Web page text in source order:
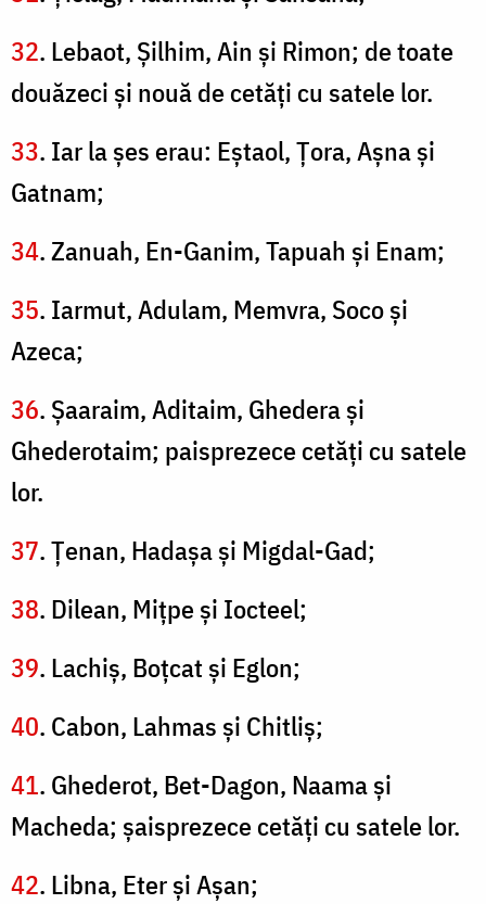
32. Lebaot, Şilhim, Ain şi Rimon; de toate
douăzeci şi nouă de cetăţi cu satele lor.
33. Iar la şes erau: Eştaol, Ţora, Aşna şi
Gatnam;
34. Zanuah, En-Ganim, Tapuah şi Enam;
35. Iarmut, Adulam, Memvra, Soco şi
Azeca;
36. Şaaraim, Aditaim, Ghedera şi
Ghederotaim; paisprezece cetăţi cu satele
lor.
37. Ţenan, Hadaşa şi Migdal-Gad;
38. Dilean, Miţpe şi Iocteel;
39. Lachiş, Boţcat şi Eglon;
40. Cabon, Lahmas şi Chitliş;
41. Ghederot, Bet-Dagon, Naama şi
Macheda; şaisprezece cetăţi cu satele lor.
42. Libna, Eter şi Aşan;